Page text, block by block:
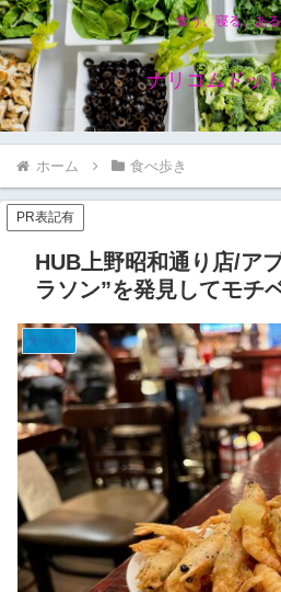
食う、寝る、あ
ナリコムドッ
ホーム 食べ歩き
PR表記有
HUB上野昭和通り店/ア
ラソン”を発見してモチ
食べ歩き